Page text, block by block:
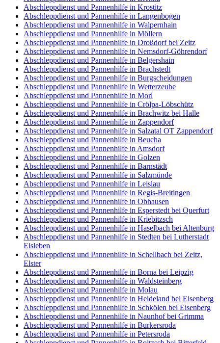
Abschleppdienst und Pannenhilfe in Krostitz
Abschleppdienst und Pannenhilfe in Langenbogen
Abschleppdienst und Pannenhilfe in Walpernhain
Abschleppdienst und Pannenhilfe in Möllern
Abschleppdienst und Pannenhilfe in Droßdorf bei Zeitz
Abschleppdienst und Pannenhilfe in Nemsdorf-Göhrendorf
Abschleppdienst und Pannenhilfe in Belgershain
Abschleppdienst und Pannenhilfe in Brachstedt
Abschleppdienst und Pannenhilfe in Burgscheidungen
Abschleppdienst und Pannenhilfe in Wetterzeube
Abschleppdienst und Pannenhilfe in Morl
Abschleppdienst und Pannenhilfe in Crölpa-Löbschütz
Abschleppdienst und Pannenhilfe in Brachwitz bei Halle
Abschleppdienst und Pannenhilfe in Zappendorf
Abschleppdienst und Pannenhilfe in Salzatal OT Zappendorf
Abschleppdienst und Pannenhilfe in Beucha
Abschleppdienst und Pannenhilfe in Amsdorf
Abschleppdienst und Pannenhilfe in Golzen
Abschleppdienst und Pannenhilfe in Barnstädt
Abschleppdienst und Pannenhilfe in Salzmünde
Abschleppdienst und Pannenhilfe in Leislau
Abschleppdienst und Pannenhilfe in Regis-Breitingen
Abschleppdienst und Pannenhilfe in Obhausen
Abschleppdienst und Pannenhilfe in Esperstedt bei Querfurt
Abschleppdienst und Pannenhilfe in Kriebitzsch
Abschleppdienst und Pannenhilfe in Haselbach bei Altenburg
Abschleppdienst und Pannenhilfe in Stedten bei Lutherstadt
Eisleben
Abschleppdienst und Pannenhilfe in Schellbach bei Zeitz,
Elster
Abschleppdienst und Pannenhilfe in Borna bei Leipzig
Abschleppdienst und Pannenhilfe in Waldsteinberg
Abschleppdienst und Pannenhilfe in Molau
Abschleppdienst und Pannenhilfe in Heideland bei Eisenberg
Abschleppdienst und Pannenhilfe in Schkölen bei Eisenberg
Abschleppdienst und Pannenhilfe in Naunhof bei Grimma
Abschleppdienst und Pannenhilfe in Burkersroda
Abschleppdienst und Pannenhilfe in Petersroda